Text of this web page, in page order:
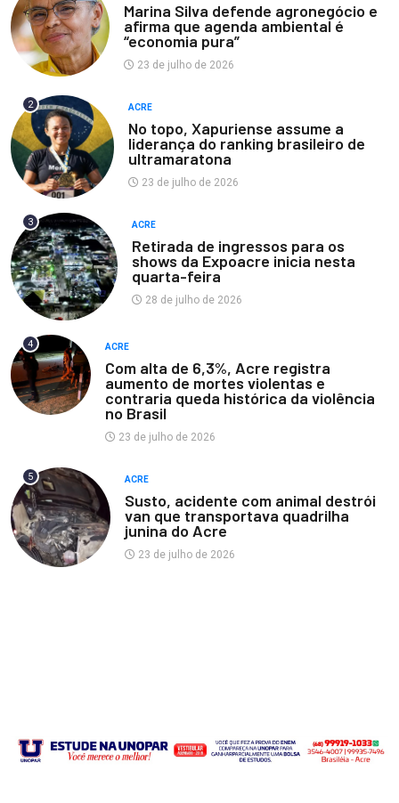
Marina Silva defende agronegócio e
afirma que agenda ambiental é
“economia pura”
23 de julho de 2026
2 ACRE
No topo, Xapuriense assume a
liderança do ranking brasileiro de
ultramaratona
23 de julho de 2026
3 ACRE
Retirada de ingressos para os
shows da Expoacre inicia nesta
quarta-feira
28 de julho de 2026
4 ACRE
Com alta de 6,3%, Acre registra
aumento de mortes violentas e
contraria queda histórica da violência
no Brasil
23 de julho de 2026
5 ACRE
Susto, acidente com animal destrói
van que transportava quadrilha
junina do Acre
23 de julho de 2026